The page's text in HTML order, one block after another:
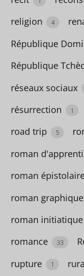
biographie
33
Birmanie
boisson
1
Brésil
Bretagne
1
religion 4
République
République
réseaux sociaux
résurrection 1
road trip 5
roman
roman
roman graphique
roman initiatique
romance 33
rupture 1